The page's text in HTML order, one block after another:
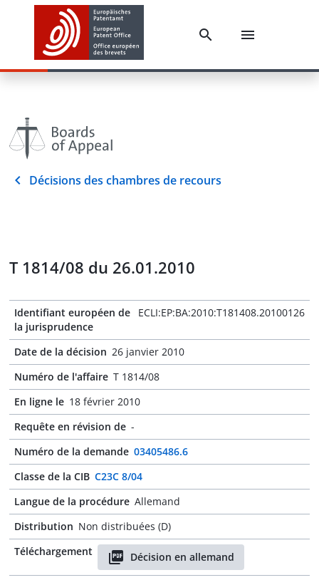
Décisions des chambres de recours
T 1814/08 du 26.01.2010
Identifiant européen de
la jurisprudence
ECLI:EP:BA:2010:T181408.20100126
Date de la décision 26 janvier 2010
Numéro de l'affaire T 1814/08
En ligne le 18 février 2010
Requête en révision de -
Numéro de la demande 03405486.6
Classe de la CIB C23C 8/04
Langue de la procédure Allemand
Distribution Non distribuées (D)
Téléchargement
Décision en allemand